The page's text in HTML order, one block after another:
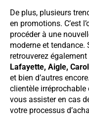
De plus, plusieurs
en promotions. C’est
procéder à une
moderne et tendance.
retrouverez
Lafayette, Aigle,
et bien d’autres
clientèle
vous assister en cas
votre processus